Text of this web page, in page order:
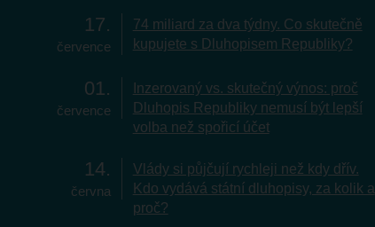
17
července
74 miliard za dva týdny. Co skutečně
kupujete s Dluhopisem Republiky?
01
července
Inzerovaný vs. skutečný výnos: proč
Dluhopis Republiky nemusí být lepší
volba než spořicí účet
14
června
Vlády si půjčují rychleji než kdy dřív.
Kdo vydává státní dluhopisy, za kolik a
proč?